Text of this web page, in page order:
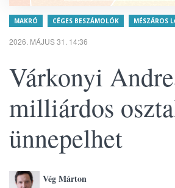
MAKRÓ CÉGES BESZÁMOLÓK MÉSZÁROS
2026. MÁJUS 31. 14:36
Várkonyi
milliárdos
ünnepelhet
Vég Márton